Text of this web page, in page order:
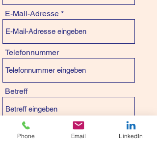
E-Mail-Adresse
Telefonnummer
Betreff
Nachricht
Phone Email LinkedIn